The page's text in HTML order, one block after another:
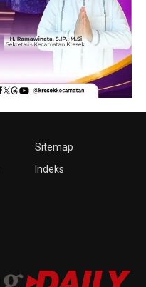
Sitemap
Indeks